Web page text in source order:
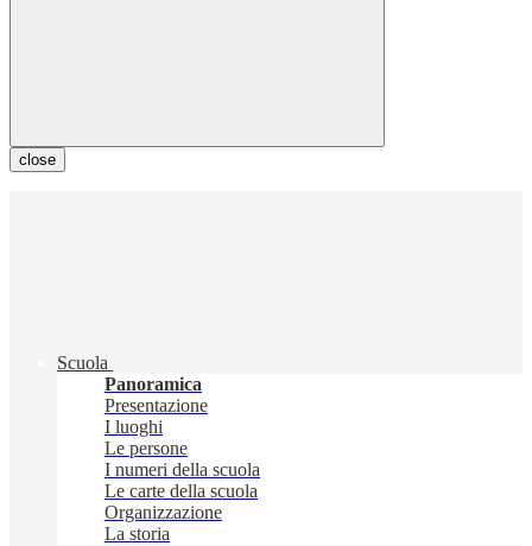
close
Scuola
Panoramica
Presentazione
I luoghi
Le persone
I numeri della scuola
Le carte della scuola
Organizzazione
La storia